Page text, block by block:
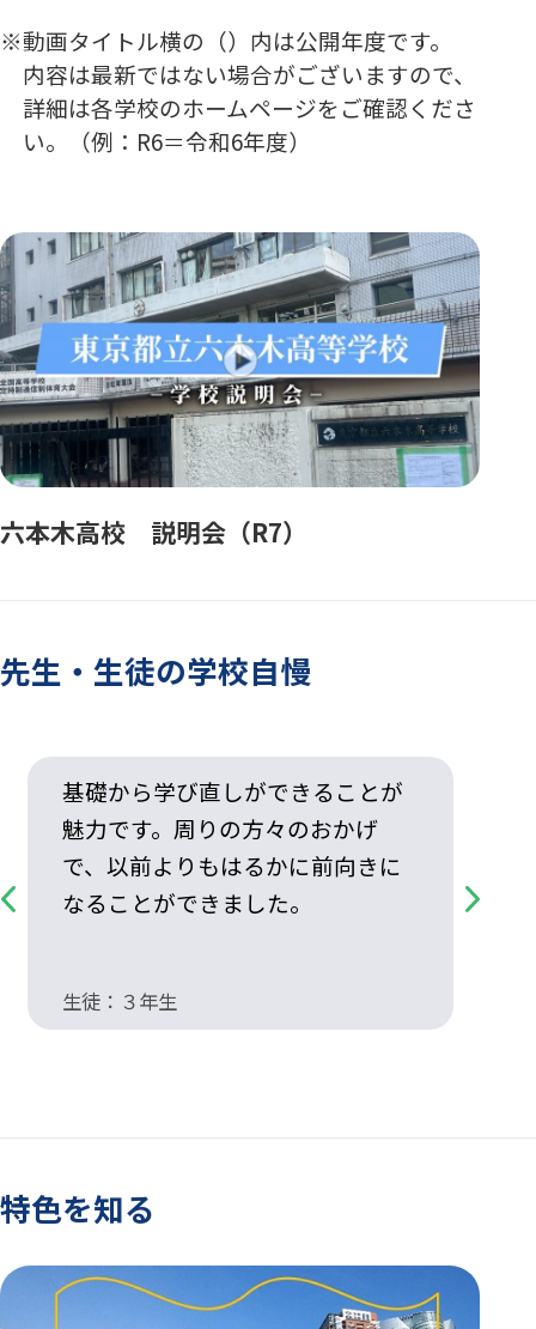
動画タイトル横の（）内は公開年度です。
内容は最新ではない場合がございますので、
詳細は各学校のホームページをご確認くださ
い。（例：R6＝令和6年度）
六本木高校 説明会（R7）
先生・生徒の学校自慢
Previous
基礎から学び直しができることが
魅力です。周りの方々のおかげ
で、以前よりもはるかに前向きに
なることができました。
生徒：３年生
Next
特色を知る